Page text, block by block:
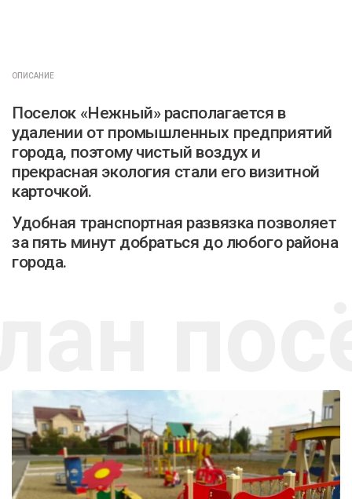
ОПИСАНИЕ
Поселок «Нежный» располагается в
удалении от промышленных предприятий
города, поэтому чистый воздух и
прекрасная экология стали его визитной
карточкой.
Удобная транспортная развязка позволяет
за пять минут добраться до любого района
города.